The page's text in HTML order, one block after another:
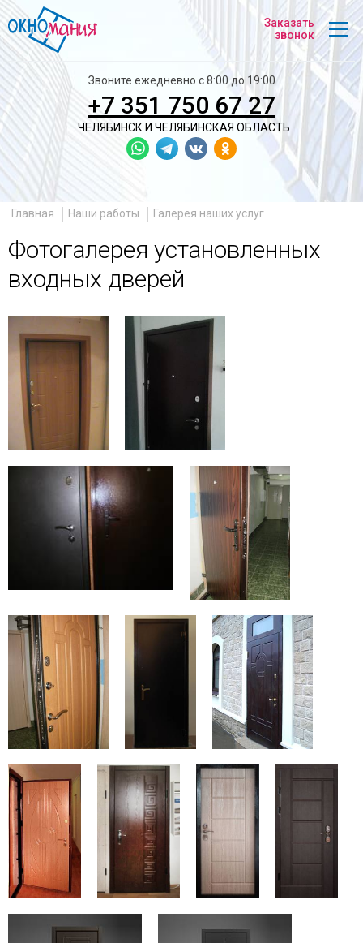
главную
Звоните ежедневно с 8:00 до 19:00
+7 351 750 67 27
ЧЕЛЯБИНСК И ЧЕЛЯБИНСКАЯ ОБЛАСТЬ
Заказать
звонок
Главная Наши работы Галерея наших услуг
Фотогалерея установленных
входных дверей